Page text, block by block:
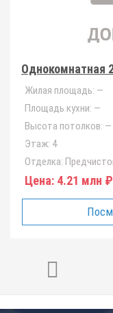
Однокомнатная
Жилая площадь: —
Площадь кухни: —
Высота потолков: —
Этаж: 4
Отделка:
Цена: 4.21 млн ₽